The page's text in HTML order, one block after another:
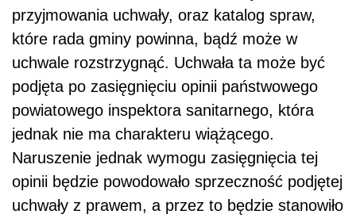
przyjmowania uchwały, oraz katalog spraw,
które rada gminy powinna, bądź może w
uchwale rozstrzygnąć. Uchwała ta może być
podjęta po zasięgnięciu opinii państwowego
powiatowego inspektora sanitarnego, która
jednak nie ma charakteru wiążącego.
Naruszenie jednak wymogu zasięgnięcia tej
opinii będzie powodowało sprzeczność podjętej
uchwały z prawem, a przez to będzie stanowiło